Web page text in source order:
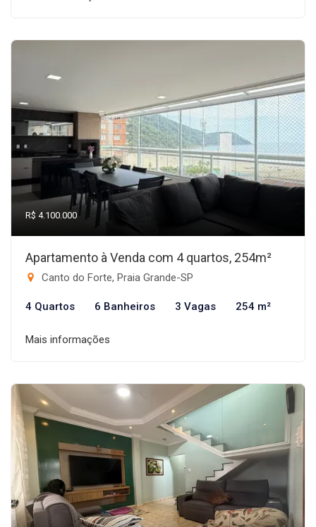
R$ 4.100.000
Apartamento à Venda com 4 quartos, 254m²
Canto do Forte, Praia Grande-SP
4 Quartos 6 Banheiros 3 Vagas 254 m²
Mais informações